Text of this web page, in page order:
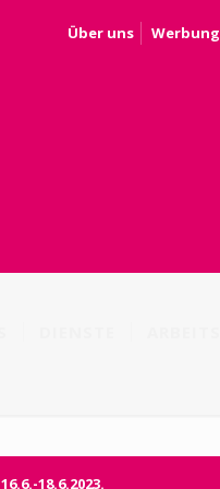
Über uns Werbung
16.6.-18.6.2023.